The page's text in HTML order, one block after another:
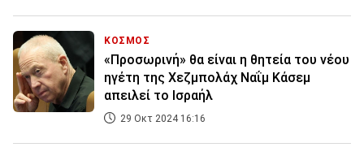
ΚΟΣΜΟΣ
«Προσωρινή» θα είναι η θητεία του νέου
ηγέτη της Χεζμπολάχ Ναΐμ Κάσεμ
απειλεί το Ισραήλ
29 Οκτ 2024 16:16